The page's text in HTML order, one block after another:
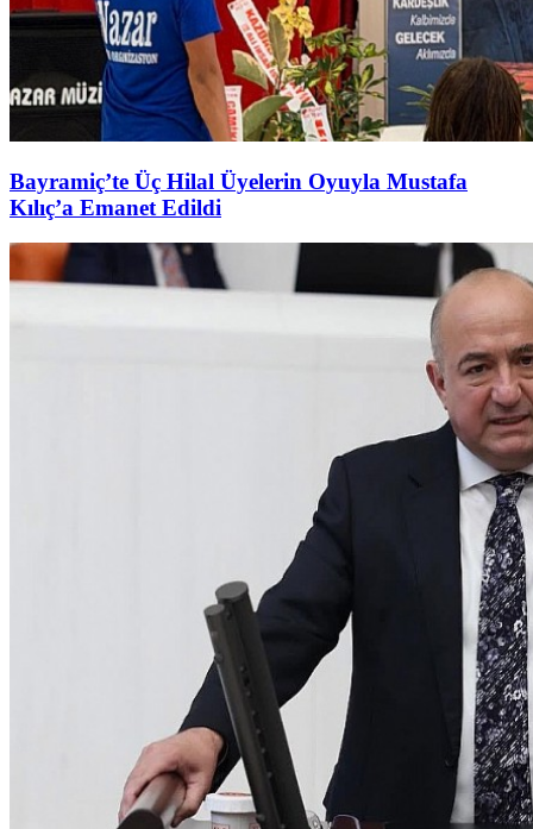
Bayramiç’te Üç Hilal Üyelerin Oyuyla Mustafa
Kılıç’a Emanet Edildi